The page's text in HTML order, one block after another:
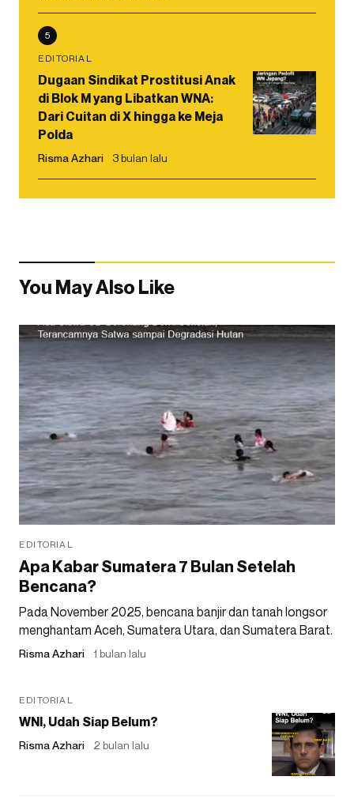
5
EDITORIAL
Dugaan Sindikat Prostitusi Anak
di Blok M yang Libatkan WNA:
Dari Cuitan di X hingga ke Meja
Polda
Risma Azhari 3 bulan lalu
You May Also Like
EDITORIAL
Apa Kabar Sumatera 7 Bulan Setelah
Bencana?
Pada November 2025, bencana banjir dan tanah longsor
menghantam Aceh, Sumatera Utara, dan Sumatera Barat.
Risma Azhari 1 bulan lalu
EDITORIAL
WNI, Udah Siap Belum?
Risma Azhari 2 bulan lalu